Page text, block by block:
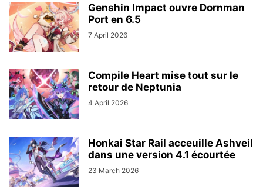
Genshin Impact ouvre Dornman
Port en 6.5
7 April 2026
Compile Heart mise tout sur le
retour de Neptunia
4 April 2026
Honkai Star Rail acceuille Ashveil
dans une version 4.1 écourtée
23 March 2026